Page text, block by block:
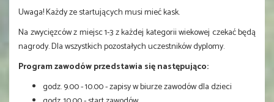
Uwaga! Każdy ze startujących musi mieć kask.
Na zwycięzców z miejsc 1-3 z każdej kategorii wiekowej czekać będą
nagrody. Dla wszystkich pozostałych uczestników dyplomy.
Program zawodów przedstawia się następująco:
godz. 9.00 - 10.00 - zapisy w biurze zawodów dla dzieci